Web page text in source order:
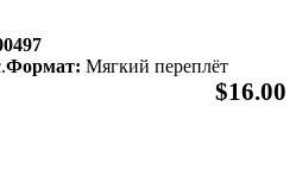
Формат: Мягкий переплёт
$16.00